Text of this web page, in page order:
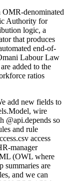
denominated
Authority for
logic, a
that produces
end-of-
Labour Law
added to the
ratios
add new fields to
wire
@api.depends so
and rule
access
manager
(OWL where
summaries are
and we can